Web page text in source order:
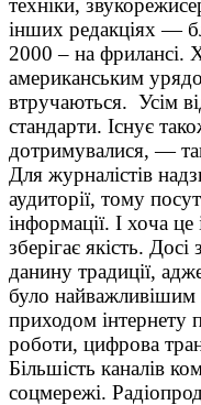
техніки,
інших редакціях —
2000 – на фрилансі.
американським
втручаються. Усім
стандарти. Існує
дотримувалися, —
Для журналістів
аудиторії, тому
інформації. І хоча
зберігає якість.
данину традиції,
було найважливішим
приходом інтернету
роботи, цифрова
Більшість каналів
соцмережі.